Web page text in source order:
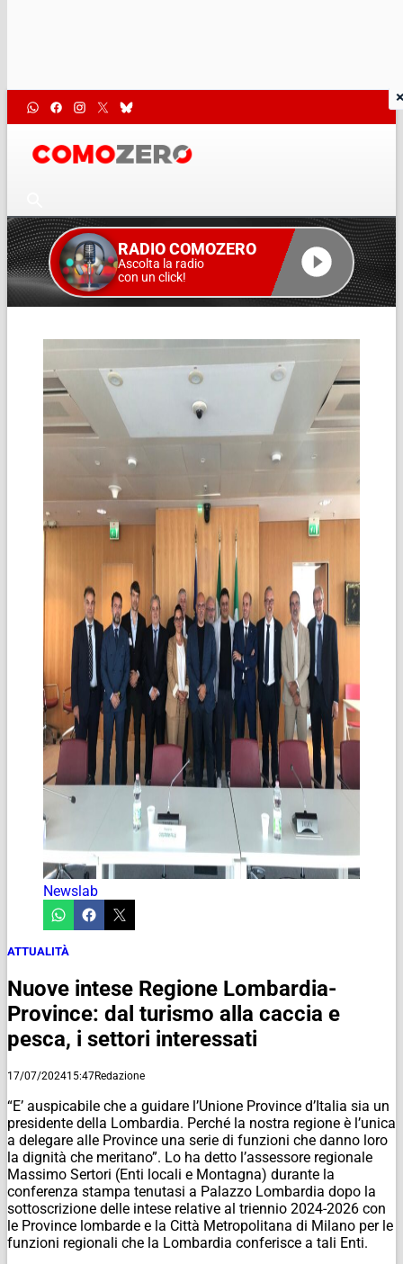
RADIO COMOZERO
Ascolta la radio
con un click!
Newslab
ATTUALITÀ
Nuove intese Regione Lombardia-
Province: dal turismo alla caccia e
pesca, i settori interessati
17/07/202415:47Redazione
“E’ auspicabile che a guidare l’Unione Province d’Italia sia un
presidente della Lombardia. Perché la nostra regione è l’unica
a delegare alle Province una serie di funzioni che danno loro
la dignità che meritano”. Lo ha detto l’assessore regionale
Massimo Sertori (Enti locali e Montagna) durante la
conferenza stampa tenutasi a Palazzo Lombardia dopo la
sottoscrizione delle intese relative al triennio 2024-2026 con
le Province lombarde e la Città Metropolitana di Milano per le
funzioni regionali che la Lombardia conferisce a tali Enti.